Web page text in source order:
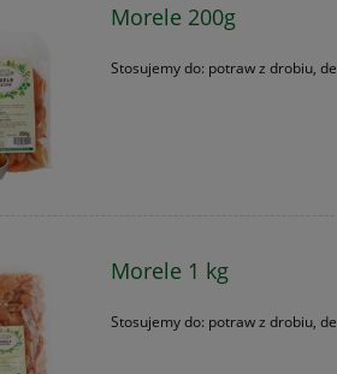
Morele 200g
Stosujemy do: potraw z drobiu,
Morele 1 kg
Stosujemy do: potraw z drobiu,